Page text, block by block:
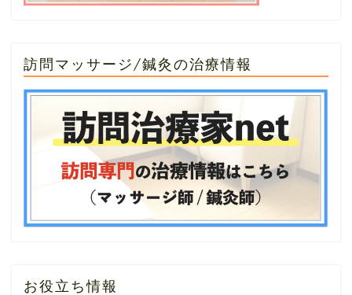
訪問マッサージ/鍼灸の治療情報
お役立ち情報